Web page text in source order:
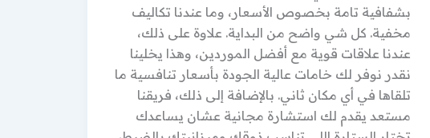
بشفافية تامة بخصوص الأسعار، وما عندنا تكاليف
مخفية. كل شي واضح من البداية. علاوة على ذلك،
عندنا علاقات قوية مع أفضل الموردين، وهذا يخلينا
نقدر نوفر لك خامات عالية الجودة بأسعار تنافسية ما
تلقاها في أي مكان ثاني. بالإضافة إلى ذلك، فريقنا
مستعد يقدم لك استشارة مجانية عشان يساعدك